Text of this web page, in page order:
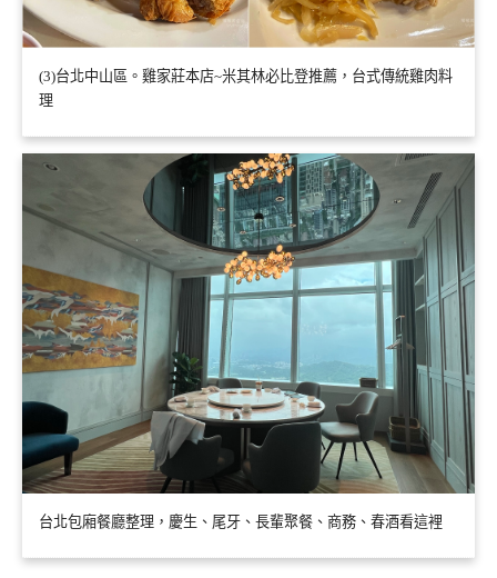
(3)台北中山區。雞家莊本店~米其林必比登推薦，台式傳統雞肉料
理
台北包廂餐廳整理，慶生、尾牙、長輩聚餐、商務、春酒看這裡